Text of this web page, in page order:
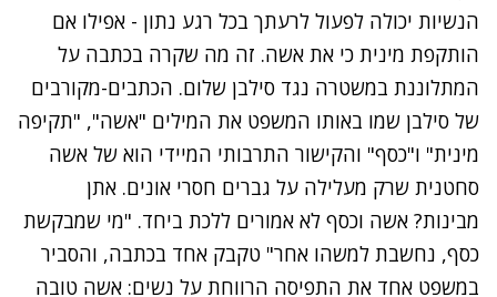
הנשיות יכולה לפעול לרעתך בכל רגע נתון - אפילו אם
הותקפת מינית כי את אשה. זה מה שקרה בכתבה על
המתלוננת במשטרה נגד סילבן שלום. הכתבים-מקורבים
של סילבן שמו באותו המשפט את המילים "אשה", "תקיפה
מינית" ו"כסף" והקישור התרבותי המיידי הוא של אשה
סחטנית שרק מעלילה על גברים חסרי אונים. אתן
מבינות? אשה וכסף לא אמורים ללכת ביחד. "מי שמבקשת
כסף, נחשבת למשהו אחר" טקבק אחד בכתבה, והסביר
במשפט אחד את התפיסה הרווחת על נשים: אשה טובה